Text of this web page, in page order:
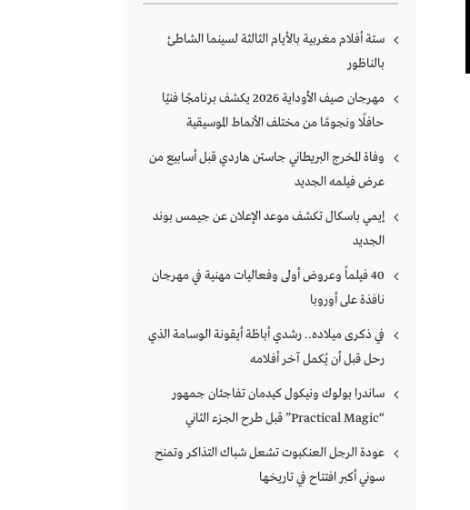
ستة أفلام مغربية بالأيام الثالثة لسينما الشاطئ
بالناظور
مهرجان صيف الأوداية 2026 يكشف برنامجًا فنيًا
حافلًا ونجومًا من مختلف الأنماط الموسيقية
وفاة المخرج البريطاني جاستن هاردي قبل أسابيع من
عرض فيلمه الجديد
إيمي باسكال تكشف موعد الإعلان عن جيمس بوند
الجديد
40 فيلماً وعروض أولى وفعاليات مهنية في مهرجان
نافذة على أوروبا
في ذكرى ميلاده.. رشدي أباظة أيقونة الوسامة الذي
رحل قبل أن يُكمل آخر أفلامه
ساندرا بولوك ونيكول كيدمان تفاجئان جمهور
“Practical Magic” قبل طرح الجزء الثاني
عودة الرجل العنكبوت تشعل شباك التذاكر وتمنح
سوني أكبر افتتاح في تاريخها